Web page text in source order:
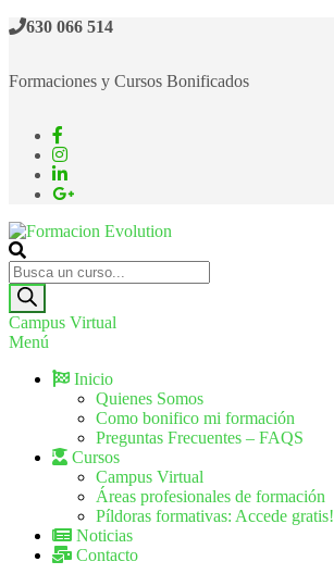
630 066 514
Formaciones y Cursos Bonificados
Formacion Evolution
Cursos de formación continua
Campus Virtual
Menú
Inicio
Quienes Somos
Como bonifico mi formación
Preguntas Frecuentes – FAQS
Cursos
Campus Virtual
Áreas profesionales de formación
Píldoras formativas: Accede gratis!
Noticias
Contacto